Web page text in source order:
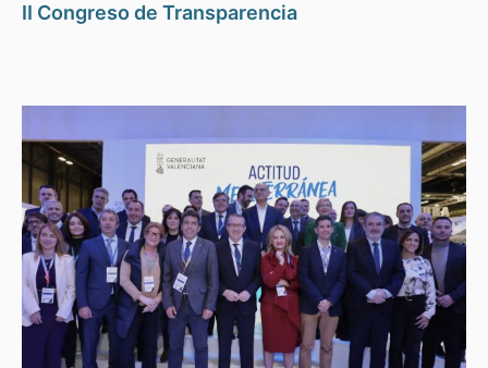
II Congreso de Transparencia